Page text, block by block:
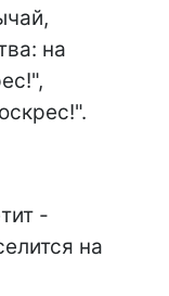
на
-
на